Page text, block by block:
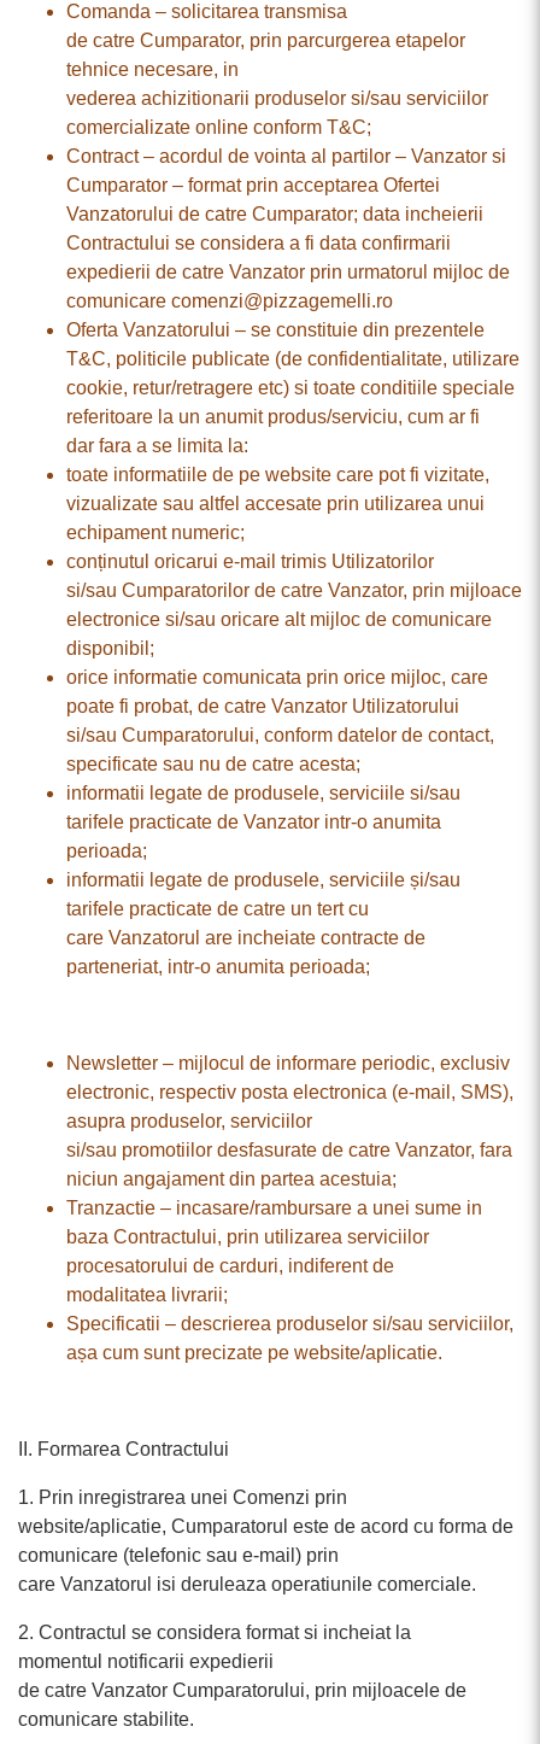
Comanda – solicitarea transmisa
de catre Cumparator, prin parcurgerea etapelor
tehnice necesare, in
vederea achizitionarii produselor si/sau serviciilor
comercializate online conform T&C;
Contract – acordul de vointa al partilor – Vanzator si
Cumparator – format prin acceptarea Ofertei
Vanzatorului de catre Cumparator; data incheierii
Contractului se considera a fi data confirmarii
expedierii de catre Vanzator prin urmatorul mijloc de
comunicare comenzi@pizzagemelli.ro
Oferta Vanzatorului – se constituie din prezentele
T&C, politicile publicate (de confidentialitate, utilizare
cookie, retur/retragere etc) si toate conditiile speciale
referitoare la un anumit produs/serviciu, cum ar fi
dar fara a se limita la:
toate informatiile de pe website care pot fi vizitate,
vizualizate sau altfel accesate prin utilizarea unui
echipament numeric;
conținutul oricarui e-mail trimis Utilizatorilor
si/sau Cumparatorilor de catre Vanzator, prin mijloace
electronice si/sau oricare alt mijloc de comunicare
disponibil;
orice informatie comunicata prin orice mijloc, care
poate fi probat, de catre Vanzator Utilizatorului
si/sau Cumparatorului, conform datelor de contact,
specificate sau nu de catre acesta;
informatii legate de produsele, serviciile si/sau
tarifele practicate de Vanzator intr-o anumita
perioada;
informatii legate de produsele, serviciile și/sau
tarifele practicate de catre un tert cu
care Vanzatorul are incheiate contracte de
parteneriat, intr-o anumita perioada;
Newsletter – mijlocul de informare periodic, exclusiv
electronic, respectiv posta electronica (e-mail, SMS),
asupra produselor, serviciilor
si/sau promotiilor desfasurate de catre Vanzator, fara
niciun angajament din partea acestuia;
Tranzactie – incasare/rambursare a unei sume in
baza Contractului, prin utilizarea serviciilor
procesatorului de carduri, indiferent de
modalitatea livrarii;
Specificatii – descrierea produselor si/sau serviciilor,
așa cum sunt precizate pe website/aplicatie.
II. Formarea Contractului
1. Prin inregistrarea unei Comenzi prin
website/aplicatie, Cumparatorul este de acord cu forma de
comunicare (telefonic sau e-mail) prin
care Vanzatorul isi deruleaza operatiunile comerciale.
2. Contractul se considera format si incheiat la
momentul notificarii expedierii
de catre Vanzator Cumparatorului, prin mijloacele de
comunicare stabilite.